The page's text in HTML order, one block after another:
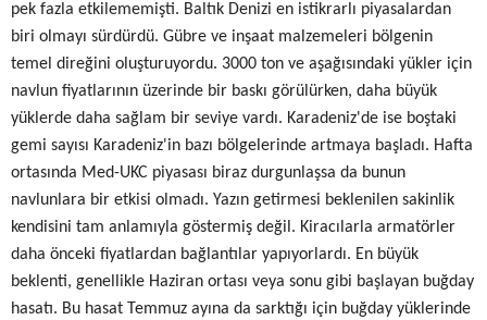
pek fazla etkilememişti. Baltık Denizi en istikrarlı piyasalardan
biri olmayı sürdürdü. Gübre ve inşaat malzemeleri bölgenin
temel direğini oluşturuyordu. 3000 ton ve aşağısındaki yükler için
navlun fiyatlarının üzerinde bir baskı görülürken, daha büyük
yüklerde daha sağlam bir seviye vardı. Karadeniz'de ise boştaki
gemi sayısı Karadeniz'in bazı bölgelerinde artmaya başladı. Hafta
ortasında Med-UKC piyasası biraz durgunlaşsa da bunun
navlunlara bir etkisi olmadı. Yazın getirmesi beklenilen sakinlik
kendisini tam anlamıyla göstermiş değil. Kiracılarla armatörler
daha önceki fiyatlardan bağlantılar yapıyorlardı. En büyük
beklenti, genellikle Haziran ortası veya sonu gibi başlayan buğday
hasatı. Bu hasat Temmuz ayına da sarktığı için buğday yüklerinde